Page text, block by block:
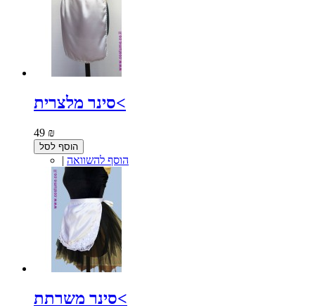
סינר מלצרית<
49 ₪
הוסף לסל
| הוסף להשוואה
סינר משרתת<